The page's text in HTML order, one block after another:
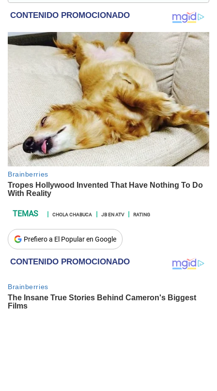
y televisión.
CHOLA CHABUCA JB EN ATV RATING
Prefiero a El Popular en Google